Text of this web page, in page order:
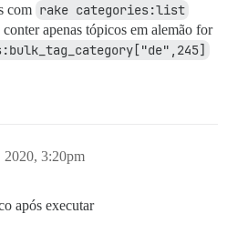
com rake categories:list
apenas tópicos em alemão for
2020, 3:20pm
após executar